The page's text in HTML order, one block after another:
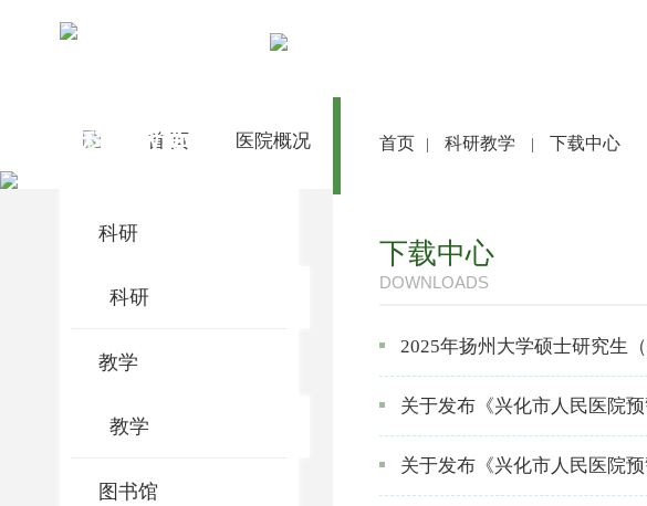
首 页 医院概况 医院动态 党建文化 就医
科研教学
科研
科研
教学
教学
图书馆
首页 科研教学 下载中心
下载中心
DOWNLOADS
2025年扬州大学硕士研究生
关于发布《兴化市人民医院
关于发布《兴化市人民医院